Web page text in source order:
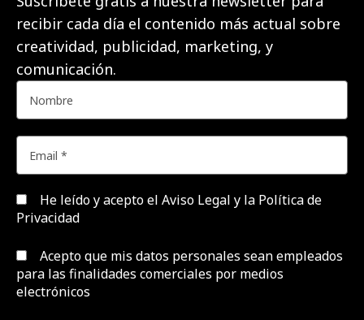
recibir cada día el contenido más actual sobre
creatividad, publicidad, marketing, y
comunicación.
He leído y acepto el Aviso Legal y la Política de
Privacidad
Acepto que mis datos personales sean empleados
para las finalidades comerciales por medios
electrónicos